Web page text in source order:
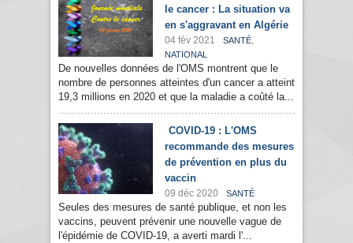
le cancer : La situation va
en s'aggravant en Algérie
04 fév 2021 SANTÉ,
NATIONAL
De nouvelles données de l'OMS montrent que le
nombre de personnes atteintes d'un cancer a atteint
19,3 millions en 2020 et que la maladie a coûté la...
COVID-19 : L'OMS
recommande des mesures
de prévention en plus du
vaccin
09 déc 2020 SANTÉ
Seules des mesures de santé publique, et non les
vaccins, peuvent prévenir une nouvelle vague de
l'épidémie de COVID-19, a averti mardi l'...